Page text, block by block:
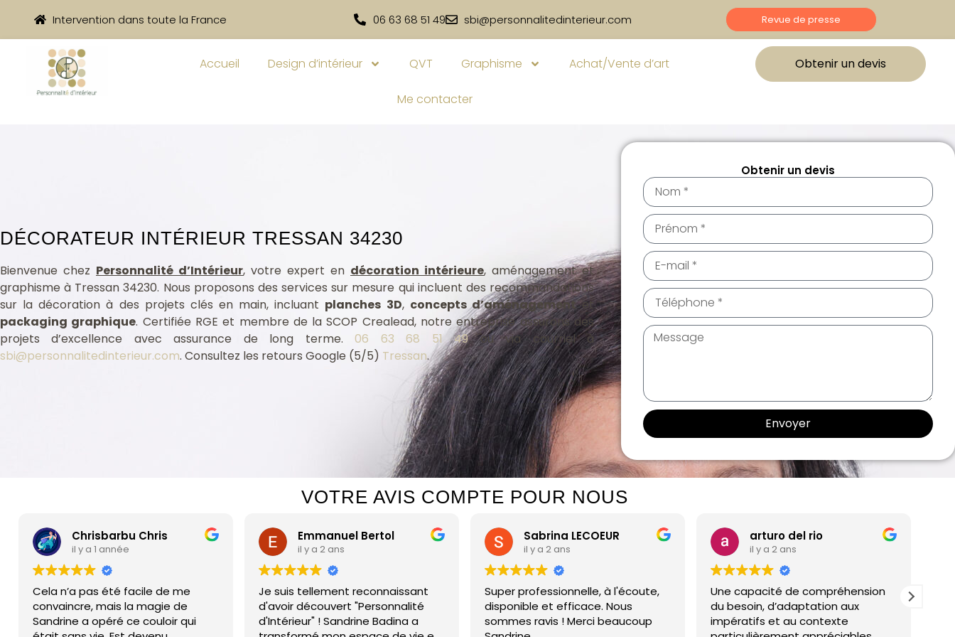
Intervention dans toute la France 06 63 68 51 49 sbi@personnalitedinterieur.com Revue de presse
Accueil Design d’intérieur QVT Graphisme Achat/Vente d’art
Me contacter
Obtenir un devis
DÉCORATEUR INTÉRIEUR TRESSAN 34230
Bienvenue chez Personnalité d’Intérieur, votre expert en décoration intérieure, aménagement et
graphisme à Tressan 34230. Nous proposons des services sur mesure qui incluent des recommandations
sur la décoration à des projets clés en main, incluant planches 3D, concepts d’aménagementet
packaging graphique. Certifiée RGE et membre de la SCOP Crealead, notre entreprise assurons des
projets d’excellence avec assurance de long terme.06 63 68 51 49ou via courriel à
sbi@personnalitedinterieur.com. Consultez les retours Google (5/5) Tressan.
Obtenir un devis
Envoyer
VOTRE AVIS COMPTE POUR NOUS
Chrisbarbu Chris
il y a 1 année
n’a pas été facile de me
mais la magie de
a opéré ce couloir qui
Emmanuel Bertol
il y a 2 ans
Je suis tellement reconnaissant
d'avoir découvert "Personnalité
d'Intérieur" ! Sandrine Badina a
Sabrina LECOEUR
il y a 2 ans
Super professionnelle, à l'écoute,
disponible et efficace. Nous
sommes ravis ! Merci beaucoup
arturo del rio
il y a 2 ans
Une capacité de compréhension
du besoin, d’adaptation aux
impératifs et au contexte
Je vous